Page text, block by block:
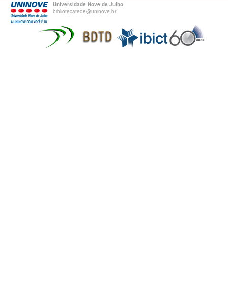
Universidade Nove de Julho
bibliotecatede@uninove.br